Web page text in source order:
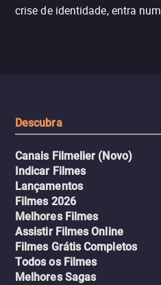
crise de identidade, entra num
Descubra
Canais Filmelier (Novo)
Indicar Filmes
Lançamentos
Filmes 2026
Melhores Filmes
Assistir Filmes Online
Filmes Grátis Completos
Todos os Filmes
Melhores Sagas